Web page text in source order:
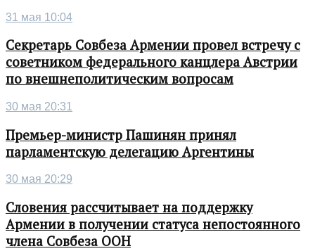
31 мая 10:04
Секретарь Совбеза Армении провел встречу с
советником федерального канцлера Австрии
по внешнеполитическим вопросам
30 мая 20:31
Премьер-министр Пашинян принял
парламентскую делегацию Аргентины
30 мая 20:29
Словения рассчитывает на поддержку
Армении в получении статуса непостоянного
члена Совбеза ООН